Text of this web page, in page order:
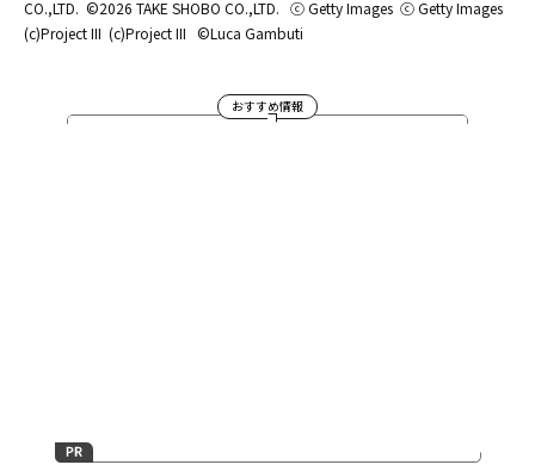
CO.,LTD. ©2026 TAKE SHOBO CO.,LTD. ⓒ Getty Images ⓒ Getty Images
(c)Project III (c)Project III ©Luca Gambuti
おすすめ情報